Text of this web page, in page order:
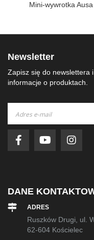
Mini-wywrotka Ausa
Newsletter
Zapisz się do newslettera
informacje o produktach.
nasz
newsletter:
DANE
ADRES
Ruszków Drugi, ul.
62-604 Kościelec